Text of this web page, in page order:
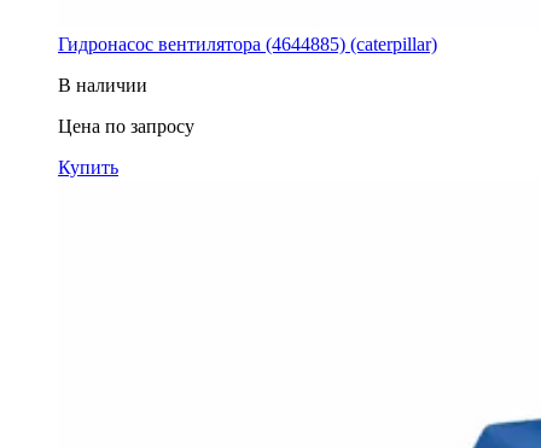
Гидронасос вентилятора (4644885) (caterpillar)
В наличии
Цена по запросу
Купить